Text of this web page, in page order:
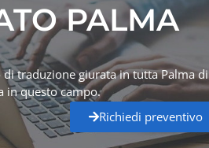
PALMA
traduzione giurata in tutta Palma di
in questo campo.
Richiedi preventivo